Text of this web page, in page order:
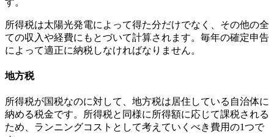
所得税は太陽光発電によって得た分だけでなく、その他の全
ての収入や経費にもとづいて計算されます。毎年の確定申告
によって適正に納税しなければなりません。
地方税
所得税が国税なのに対して、地方税は居住している 自治体に
納める税金です。所得税と同様に所得額に応じて課税される
ため、ランニングコストとして考えていくべき費用の1つで